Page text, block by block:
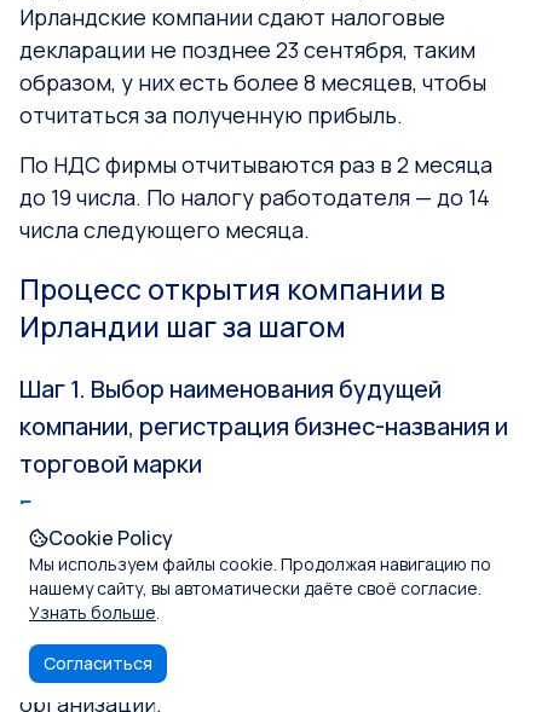
Cookie Policy
Мы используем файлы cookie. Продолжая навигацию по
нашему сайту, вы автоматически даёте своё согласие.
Узнать больше.
Согласиться
Ирландские компании сдают налоговые
декларации не позднее 23 сентября, таким
образом, у них есть более 8 месяцев, чтобы
отчитаться за полученную прибыль.
По НДС фирмы отчитываются раз в 2 месяца
до 19 числа. По налогу работодателя — до 14
числа следующего месяца.
Процесс открытия компании в
Ирландии шаг за шагом
Шаг 1. Выбор наименования будущей
компании, регистрация бизнес-названия и
торговой марки
Грамотное сопровождение сотрудников
Imperial & Legal
стадии подбора подходящего имени для своей
компании. CRO зорко следит, чтобы
предлагаемое название компании не было
похоже на названия уже существующих
организаций.